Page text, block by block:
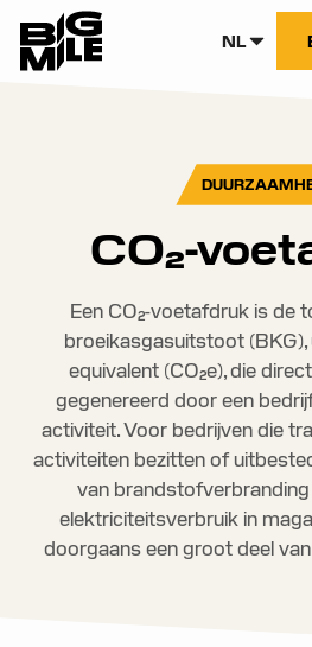
NL
CO₂-
Een CO₂-voetafdruk is de
broeikasgasuitstoot (BKG),
equivalent (CO₂e), die
gegenereerd door een
activiteit. Voor bedrijven die
activiteiten bezitten of
van
elektriciteitsverbruik in
doorgaans een groot deel